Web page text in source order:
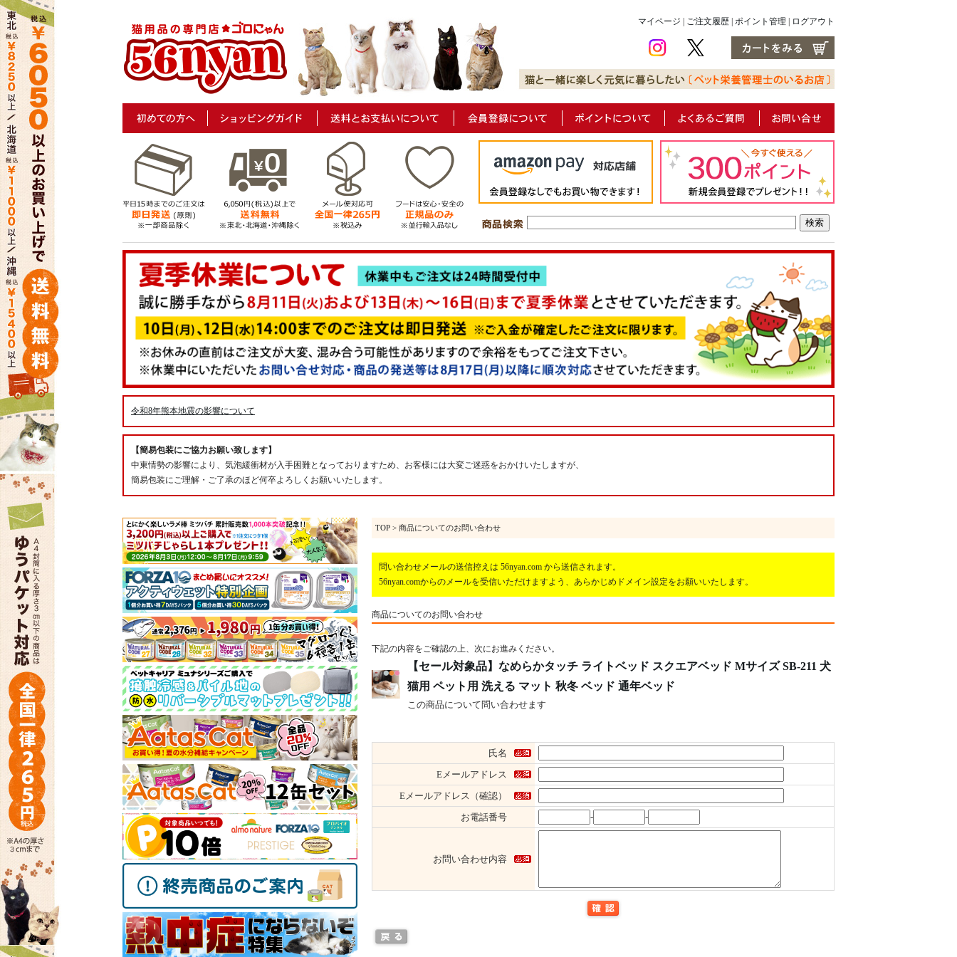
マイページ ご注文履歴 ポイント管理 ログアウト
令和8年熊本地震の影響について
【簡易包装にご協力お願い致します】
中東情勢の影響により、気泡緩衝材が入手困難となっておりますため、お客様には大変ご迷惑をおかけいたしますが、
簡易包装にご理解・ご了承のほど何卒よろしくお願いいたします。
TOP > 商品についてのお問い合わせ
問い合わせメールの送信控えは 56nyan.com から送信されます。
56nyan.comからのメールを受信いただけますよう、あらかじめドメイン設定をお願いいたします。
商品についてのお問い合わせ
下記の内容をご確認の上、次にお進みください。
【セール対象品】なめらかタッチ ライトベッド スクエアベッド Mサイズ SB-211 犬
猫用 ペット用 洗える マット 秋冬 ベッド 通年ベッド
この商品について問い合わせます
氏名
Eメールアドレス
Eメールアドレス（確認）
お電話番号
- -
お問い合わせ内容